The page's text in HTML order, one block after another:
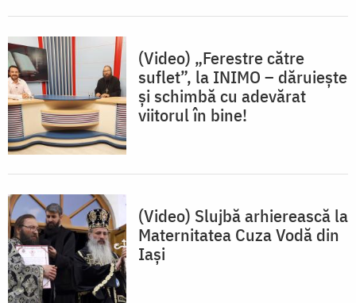
(Video) „Ferestre către
suflet”, la INIMO – dăruieşte
şi schimbă cu adevărat
viitorul în bine!
(Video) Slujbă arhierească la
Maternitatea Cuza Vodă din
Iași